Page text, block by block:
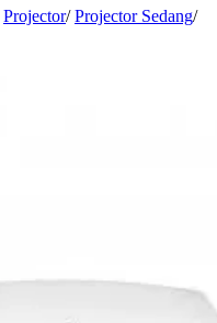
Projector/ Projector Sedang/